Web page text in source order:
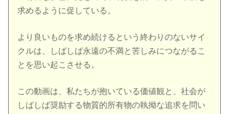
求めるように促している。
より良いものを求め続けるという終わりのないサイ
クルは、しばしば永遠の不満と苦しみにつながるこ
とを思い起こさせる。
この動画は、私たちが抱いている価値観と、社会が
しばしば奨励する物質的所有物の執拗な追求を問い